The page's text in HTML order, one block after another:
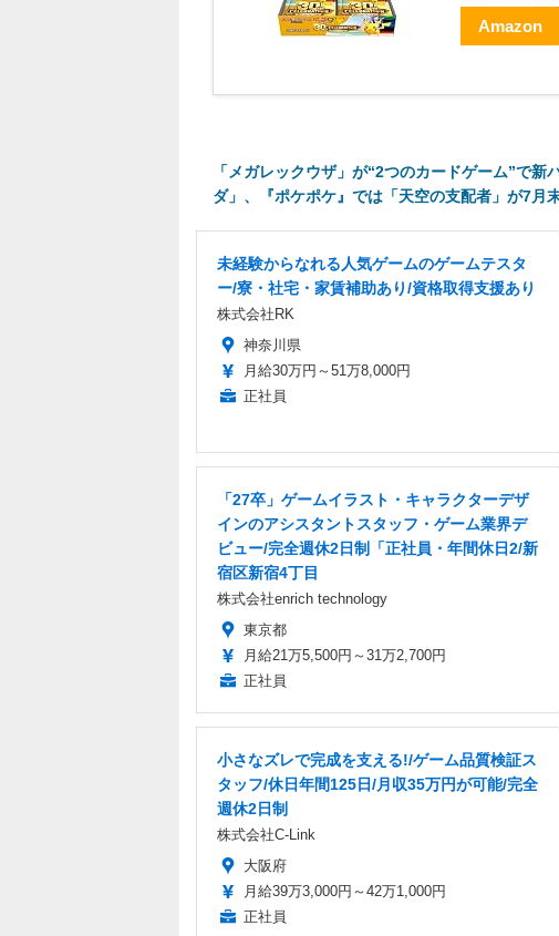
Amazon
「メガレックウザ」が“2つのカードゲーム”で
ダ」、『ポケポケ』では「天空の支配者」が7月
未経験からなれる人気ゲームのゲームテスタ
ー/寮・社宅・家賃補助あり/資格取得支援あり
株式会社RK
神奈川県
月給30万円～51万8,000円
正社員
「27卒」ゲームイラスト・キャラクターデザ
インのアシスタントスタッフ・ゲーム業界デ
ビュー/完全週休2日制「正社員・年間休日2/新
宿区新宿4丁目
株式会社enrich technology
東京都
月給21万5,500円～31万2,700円
正社員
小さなズレで完成を支える!/ゲーム品質検証ス
タッフ/休日年間125日/月収35万円が可能/完全
週休2日制
株式会社C-Link
大阪府
月給39万3,000円～42万1,000円
正社員